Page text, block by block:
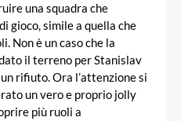
una squadra che
gioco, simile a quella che
Non è un caso che la
il terreno per Stanislav
rifiuto. Ora l’attenzione si
un vero e proprio jolly
più ruoli a